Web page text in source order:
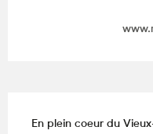
En plein coeur du